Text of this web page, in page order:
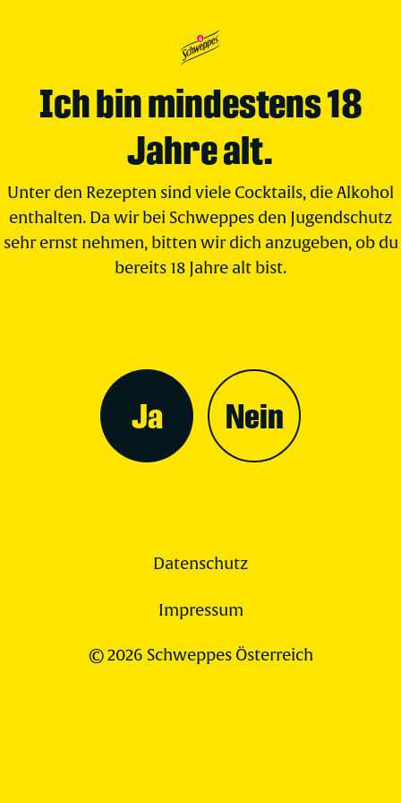
Ich bin mindestens 18
Jahre alt.
Unter den Rezepten sind viele Cocktails, die Alkohol
enthalten. Da wir bei Schweppes den Jugendschutz
sehr ernst nehmen, bitten wir dich anzugeben, ob du
bereits 18 Jahre alt bist.
Ja Nein
Datenschutz
Impressum
© 2026 Schweppes Österreich